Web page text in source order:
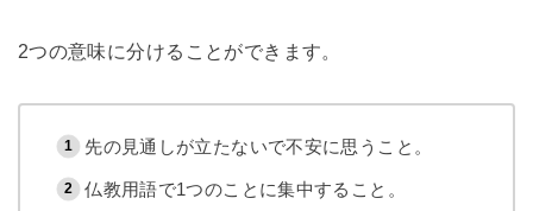
2つの意味に分けることができます。
先の見通しが立たないで不安に思うこと。
仏教用語で1つのことに集中すること。